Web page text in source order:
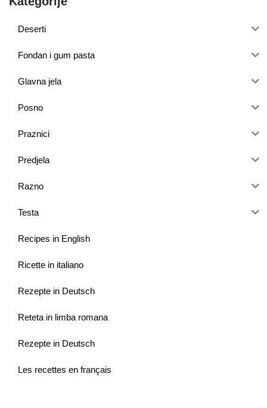
Deserti
Fondan i gum pasta
Glavna jela
Posno
Praznici
Predjela
Razno
Testa
Recipes in English
Ricette in italiano
Rezepte in Deutsch
Reteta in limba romana
Rezepte in Deutsch
Les recettes en français